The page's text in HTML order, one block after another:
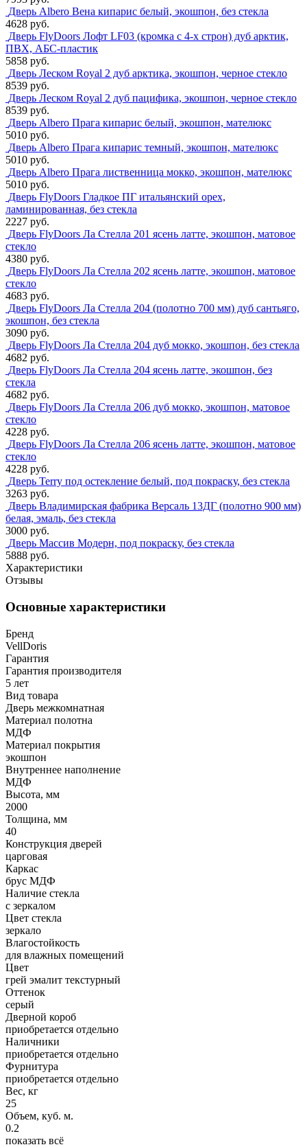
Дверь Albero Вена кипарис белый, экошпон, без стекла
4628 руб.
Дверь FlyDoors Лофт LF03 (кромка с 4-х строн) дуб арктик,
ПВХ, АБС-пластик
5858 руб.
Дверь Леском Royal 2 дуб арктика, экошпон, черное стекло
8539 руб.
Дверь Леском Royal 2 дуб пацифика, экошпон, черное стекло
8539 руб.
Дверь Albero Прага кипарис белый, экошпон, мателюкс
5010 руб.
Дверь Albero Прага кипарис темный, экошпон, мателюкс
5010 руб.
Дверь Albero Прага лиственница мокко, экошпон, мателюкс
5010 руб.
Дверь FlyDoors Гладкое ПГ итальянский орех,
ламинированная, без стекла
2227 руб.
Дверь FlyDoors Ла Стелла 201 ясень латте, экошпон, матовое
стекло
4380 руб.
Дверь FlyDoors Ла Стелла 202 ясень латте, экошпон, матовое
стекло
4683 руб.
Дверь FlyDoors Ла Стелла 204 (полотно 700 мм) дуб сантьяго,
экошпон, без стекла
3090 руб.
Дверь FlyDoors Ла Стелла 204 дуб мокко, экошпон, без стекла
4682 руб.
Дверь FlyDoors Ла Стелла 204 ясень латте, экошпон, без
стекла
4682 руб.
Дверь FlyDoors Ла Стелла 206 дуб мокко, экошпон, матовое
стекло
4228 руб.
Дверь FlyDoors Ла Стелла 206 ясень латте, экошпон, матовое
стекло
4228 руб.
Дверь Terry под остекление белый, под покраску, без стекла
3263 руб.
Дверь Владимирская фабрика Версаль 13ДГ (полотно 900 мм)
белая, эмаль, без стекла
3000 руб.
Дверь Массив Модерн, под покраску, без стекла
5888 руб.
Характеристики
Отзывы
Основные характеристики
Бренд
VellDoris
Гарантия
Гарантия производителя
5 лет
Вид товара
Дверь межкомнатная
Материал полотна
МДФ
Материал покрытия
экошпон
Внутреннее наполнение
МДФ
Высота, мм
2000
Толщина, мм
40
Конструкция дверей
царговая
Каркас
брус МДФ
Наличие стекла
с зеркалом
Цвет стекла
зеркало
Влагостойкость
для влажных помещений
Цвет
грей эмалит текстурный
Оттенок
серый
Дверной короб
приобретается отдельно
Наличники
приобретается отдельно
Фурнитура
приобретается отдельно
Вес, кг
25
Объем, куб. м.
0.2
показать всё